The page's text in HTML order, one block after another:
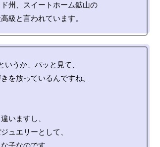
州、スイートホーム鉱山の
いうか、パッと見て、
を放っているんですね。
いますし、
ュエリーとして、